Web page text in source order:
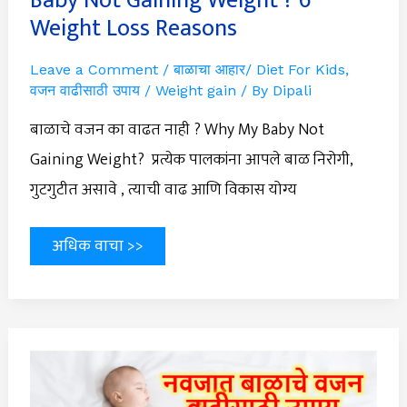
Weight Loss Reasons
Leave a Comment /बाळाचा आहार/ Diet For Kids,
वजन वाढीसाठी उपाय / Weight gain / By Dipali
बाळाचे वजन का वाढत नाही ? Why My Baby Not
Gaining Weight? प्रत्येक पालकांना आपले बाळ निरोगी,
गुटगुटीत असावे , त्याची वाढ आणि विकास योग्य
अधिक वाचा >>
नवजात